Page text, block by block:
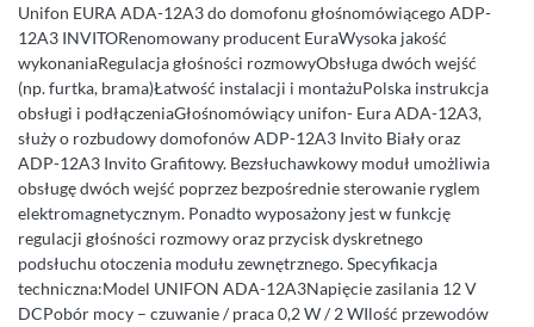
Unifon EURA ADA-12A3 do domofonu głośnomówiącego ADP-
12A3 INVITORenomowany producent EuraWysoka jakość
wykonaniaRegulacja głośności rozmowyObsługa dwóch wejść
(np. furtka, brama)Łatwość instalacji i montażuPolska instrukcja
obsługi i podłączeniaGłośnomówiący unifon- Eura ADA-12A3,
służy o rozbudowy domofonów ADP-12A3 Invito Biały oraz
ADP-12A3 Invito Grafitowy. Bezsłuchawkowy moduł umożliwia
obsługę dwóch wejść poprzez bezpośrednie sterowanie ryglem
elektromagnetycznym. Ponadto wyposażony jest w funkcję
regulacji głośności rozmowy oraz przycisk dyskretnego
podsłuchu otoczenia modułu zewnętrznego. Specyfikacja
techniczna:Model UNIFON ADA-12A3Napięcie zasilania 12 V
DCPobór mocy – czuwanie / praca 0,2 W / 2 WIlość przewodów